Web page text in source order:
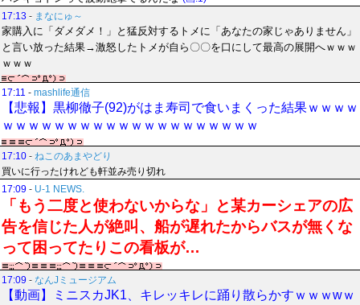
17:13 - まなにゅ～
家購入に「ダメダメ！」と猛反対するトメに「あなたの家じゃありません」
と言い放った結果→激怒したトメが自ら〇〇を口にして最高の展開へｗｗｗ
ｗｗｗ
17:11 - mashlife通信
【悲報】黒柳徹子(92)がはま寿司で食いまくった結果ｗｗｗｗ
ｗｗｗｗｗｗｗｗｗｗｗｗｗｗｗｗｗｗｗｗ
17:10 - ねこのあまやどり
買いに行ったけれども軒並み売り切れ
17:09 - U-1 NEWS.
「もう二度と使わないからな」と某カーシェアの広
告を信じた人が絶叫、船が遅れたからバスが無くな
って困ってたりこの看板が…
17:09 - なんJミュージアム
【動画】ミニスカJK1、キレッキレに踊り散らかすｗｗｗwｗ